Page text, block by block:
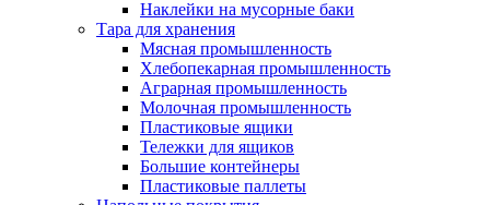
Наклейки на мусорные баки
Тара для хранения
Мясная промышленность
Хлебопекарная промышленность
Аграрная промышленность
Молочная промышленность
Пластиковые ящики
Тележки для ящиков
Большие контейнеры
Пластиковые паллеты